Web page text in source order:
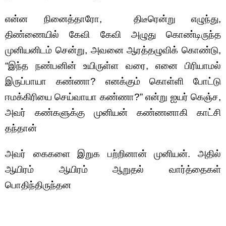
என்ன நினைத்தாரோ, திடீரென்று எழுந்து,
திண்ணையில் கேவி கேவி அழுது கொண்டிருந்த
முனியனிடம் சென்று, அவனை ஆரத்தழுவிக் கொண்டு,
“இந்த நண்பனின் உயிருள்ள வரை, எனை பிரியாமல்
இருப்பாயா கண்ணா? எனக்கும் கொள்ளி போட்டு
ஈமக்கிரியை செய்வாயா கண்ணா?” என்று ஐயர் கெஞ்ச,
அவர் கண்களுக்கு முனியன் கண்ணனாகி காட்சி
தந்தான்
அவர் கைகளை இறுக பற்றினான் முனியன். அதில்
ஆயிரம் ஆயிரம் ஆறுதல் வார்த்தைகள்
பொதிந்திருந்தன